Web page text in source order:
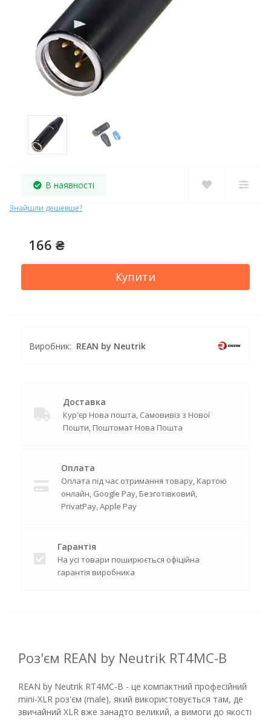
В наявності
Знайшли дешевше?
166 ₴
Купити
Виробник: REAN by Neutrik
Доставка
Кур'єр Нова пошта, Самовивіз з Нової
Пошти, Поштомат Нова Пошта
Оплата
Оплата під час отримання товару, Картою
онлайн, Google Pay, Безготівковий,
PrivatPay, Apple Pay
Гарантія
На усі товари поширюється офіційна
гарантія виробника
Роз'єм REAN by Neutrik RT4MC-B
REAN by Neutrik RT4MC-B - це компактний професійний
mini-XLR роз'єм (male), який використовується там, де
звичайний XLR вже занадто великий, а вимоги до якості